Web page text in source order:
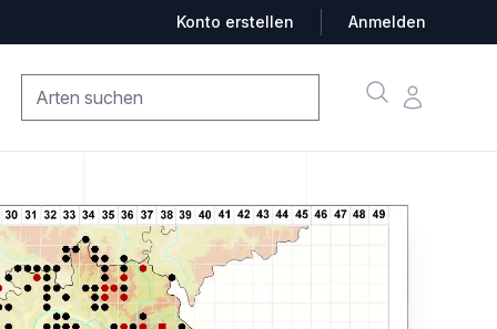
Konto erstellen Anmelden
SucheKonto